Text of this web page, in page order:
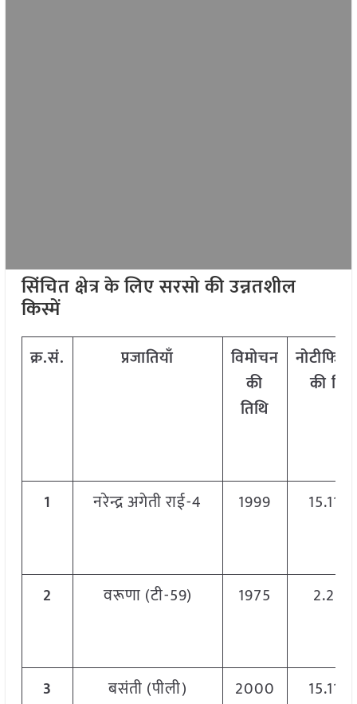
सिंचित क्षेत्र के लिए सरसो की उन्नतशील
किस्में
क्र.सं. प्रजातियाँ
विमोचन
की
तिथि
की
1 नरेन्द्र अगेती राई-4 1999
2 वरूणा (टी-59) 1975 2.2.76
3 बसंती (पीली) 2000